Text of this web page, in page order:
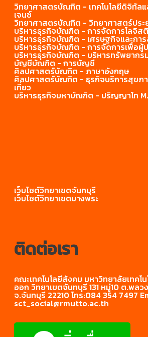
วิทยาศาสตรบัณฑิต - เทคโนโลยีดิจิทัลแ
เจนซ์
วิทยาศาสตรบัณฑิต - วิทยาศาสตร์ปร
บริหารธุรกิจบัณฑิต - การจัดการโลจิส
บริหารธุรกิจบัณฑิต - เศรษฐกิจและกา
บริหารธุรกิจบัณฑิต - การจัดการเพื่อผู้
บริหารธุรกิจบัณฑิต - บริหารทรัพยากร
บัญชีบัณฑิต - การบัญชี
ศิลปศาสตร์บัณฑิต - ภาษาอังกฤษ
ศิลปศาสตร์บัณฑิต - ธุรกิจบริการสุขภ
เที่ยว
บริหารธุรกิจมหาบัณฑิต - ปริญญาโท
เว็บไซต์วิทยาเขตจันทบุรี
เว็บไซต์วิทยาเขตบางพระ
ติดต่อเรา
คณะเทคโนโลยีสังคม มหาวิทยาลัยเทคโ
ออก วิทยาเขตจันทบุรี 131 หมู่10 ต.พล
จ.จันทบุรี 22210 โทร:084 354 7497
sct_social@rmutto.ac.th